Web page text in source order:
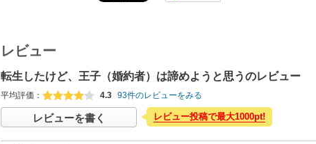
レビュー
転生したけど、王子（婚約者）は諦めようと思うのレビュー
平均評価： 4.3 93件のレビューをみる
レビューを書く レビュー投稿で最大1000pt!